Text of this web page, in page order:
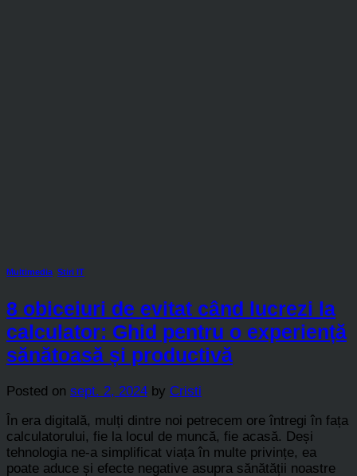
Multimedia Stiri IT
8 obiceiuri de evitat când lucrezi la
calculator: Ghid pentru o experiență
sănătoasă și productivă
Posted on sept. 2, 2024 by Cristi
În era digitală, mulți dintre noi petrecem ore întregi în fața
calculatorului, fie la locul de muncă, fie acasă. Deși
tehnologia ne-a simplificat viața în multe privințe, ea
poate aduce și efecte negative asupra sănătății noastre